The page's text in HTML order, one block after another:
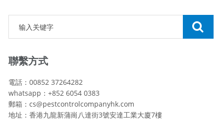
聯繫方式
電話：00852 37264282
whatsapp：+852 6054 0383
郵箱：cs@pestcontrolcompanyhk.com
地址：香港九龍新蒲崗八達街3號安達工業大廈7樓